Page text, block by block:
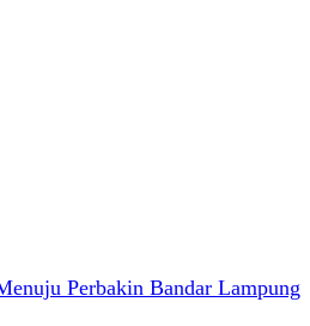
Perbakin Bandar Lampung